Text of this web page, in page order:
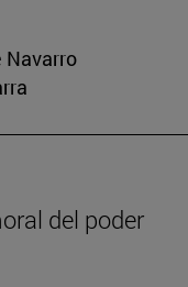
Navarro
del poder